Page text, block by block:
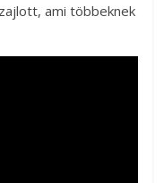
ami többeknek